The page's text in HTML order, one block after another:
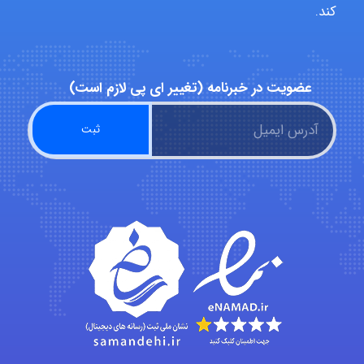
hosein abdolvand
emami
ehtesham
کند.
عضویت در خبرنامه (تغییر ای پی لازم است)